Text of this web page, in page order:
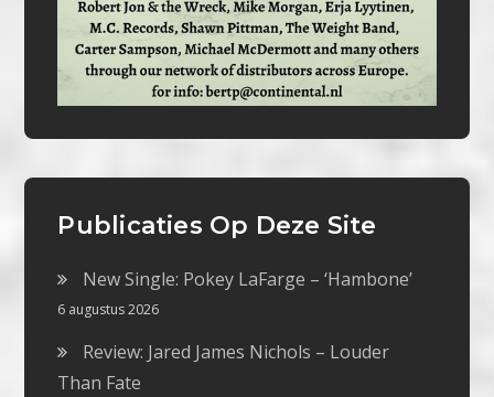
Publicaties Op Deze Site
New Single: Pokey LaFarge – ‘Hambone’
6 augustus 2026
Review: Jared James Nichols – Louder
Than Fate